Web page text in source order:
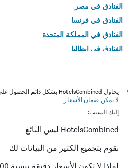
الفنادق في مصر
الفنادق في فرنسا
الفنادق في المملكة المتحدة
الفنادق في إيطاليا
*
يحاول HotelsCombined بشكل دائم الحصول على الأسعار الدقيقة، ولكن
لا يمكن ضمان الأسعار .
إليك السبب:
HotelsCombined ليس البائع
نقوم بتجميع الكثير من البيانات لك
لماذا لا تكون الأسعار دقيقة بنسبة 100٪؟